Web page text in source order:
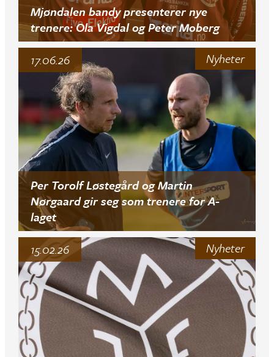
Mjøndalen bandy presenterer nye
trenere: Ola Vigdal og Peter Moberg
Nyheter
Per Torolf Løstegård og Martin
Nørgaard gir seg som trenere for A-
laget
17.06.26
Nyheter
15.02.26